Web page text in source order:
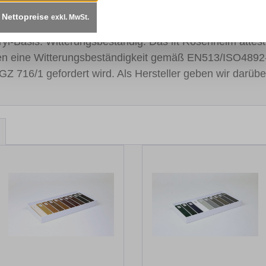
sorgen für einen kontinuierlichen Lackfluss.
Basis. Witterungsbeständig: Das ift Rosenheim
eine Witterungsbeständigkeit gemäß EN513/
716/1 gefordert wird. Als Hersteller geben wir
Nettopreise exkl. MwSt.